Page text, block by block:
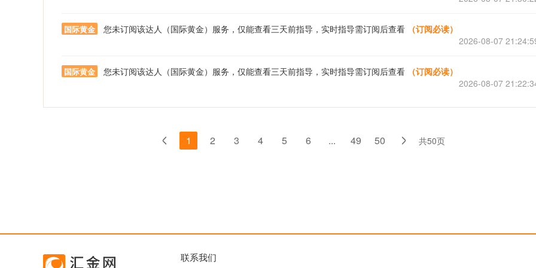
国际黄金 您未订阅该达人（国际黄金）服务，仅能查看三天前指导，实时指导需订阅后查看
（订阅必读）
2026-08-07
国际黄金 您未订阅该达人（国际黄金）服务，仅能查看三天前指导，实时指导需订阅后查看
（订阅必读）
2026-08-07
1 2 3 4 5 6 ... 49 50 共50页
联系我们